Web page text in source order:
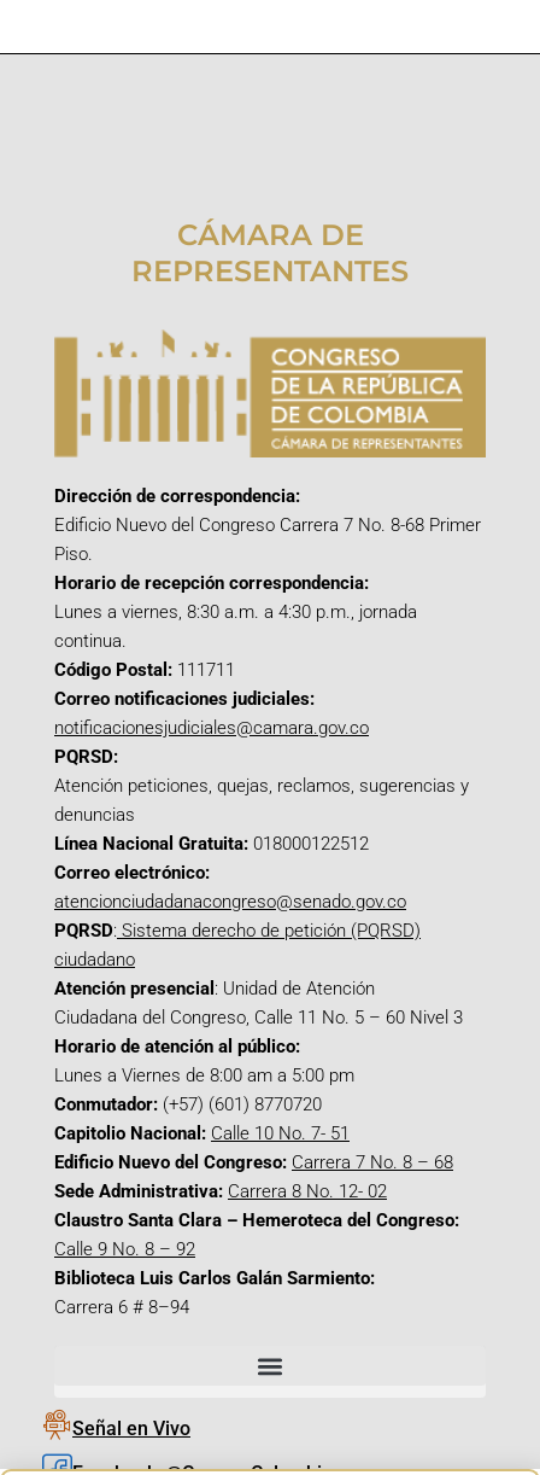
CÁMARA DE
REPRESENTANTES
Dirección de correspondencia:
Edificio Nuevo del Congreso Carrera 7 No. 8-68 Primer
Piso.
Horario de recepción correspondencia:
Lunes a viernes, 8:30 a.m. a 4:30 p.m., jornada
continua.
Código Postal: 111711
Correo notificaciones judiciales:
notificacionesjudiciales@camara.gov.co
PQRSD:
Atención peticiones, quejas, reclamos, sugerencias y
denuncias
Línea Nacional Gratuita: 018000122512
Correo electrónico:
atencionciudadanacongreso@senado.gov.co
PQRSD: Sistema derecho de petición (PQRSD)
ciudadano
Atención presencial : Unidad de Atención
Ciudadana del Congreso, Calle 11 No. 5 – 60 Nivel 3
Horario de atención al público:
Lunes a Viernes de 8:00 am a 5:00 pm
Conmutador: (+57) (601) 8770720
Capitolio Nacional: Calle 10 No. 7- 51
Edificio Nuevo del Congreso: Carrera 7 No. 8 – 68
Sede Administrativa: Carrera 8 No. 12- 02
Claustro Santa Clara – Hemeroteca del Congreso:
Calle 9 No. 8 – 92
Biblioteca Luis Carlos Galán Sarmiento:
Carrera 6 # 8–94
Señal en Vivo